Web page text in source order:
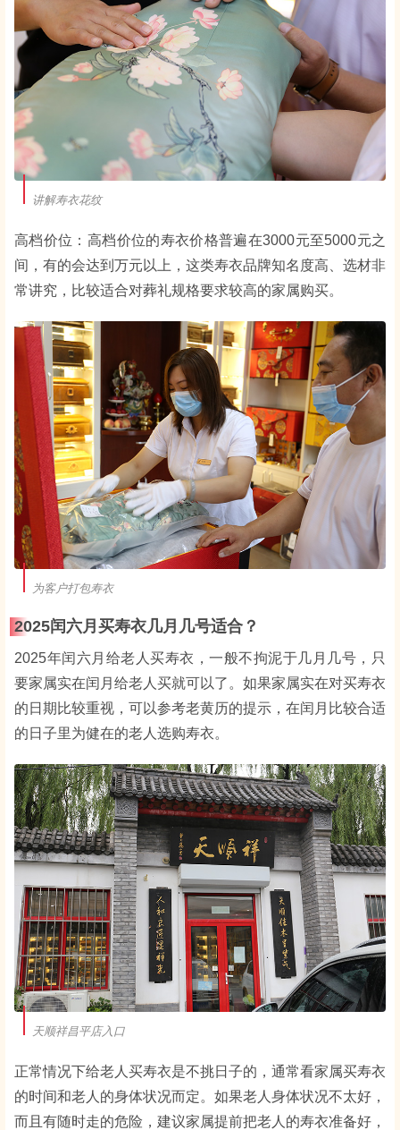
讲解寿衣花纹
高档价位：高档价位的寿衣价格普遍在3000元至5000元之
间，有的会达到万元以上，这类寿衣品牌知名度高、选材非
常讲究，比较适合对葬礼规格要求较高的家属购买。
为客户打包寿衣
2025闰六月买寿衣几月几号适合？
2025年闰六月给老人买寿衣，一般不拘泥于几月几号，只
要家属实在闰月给老人买就可以了。如果家属实在对买寿衣
的日期比较重视，可以参考老黄历的提示，在闰月比较合适
的日子里为健在的老人选购寿衣。
天顺祥昌平店入口
正常情况下给老人买寿衣是不挑日子的，通常看家属买寿衣
的时间和老人的身体状况而定。如果老人身体状况不太好，
而且有随时走的危险，建议家属提前把老人的寿衣准备好，